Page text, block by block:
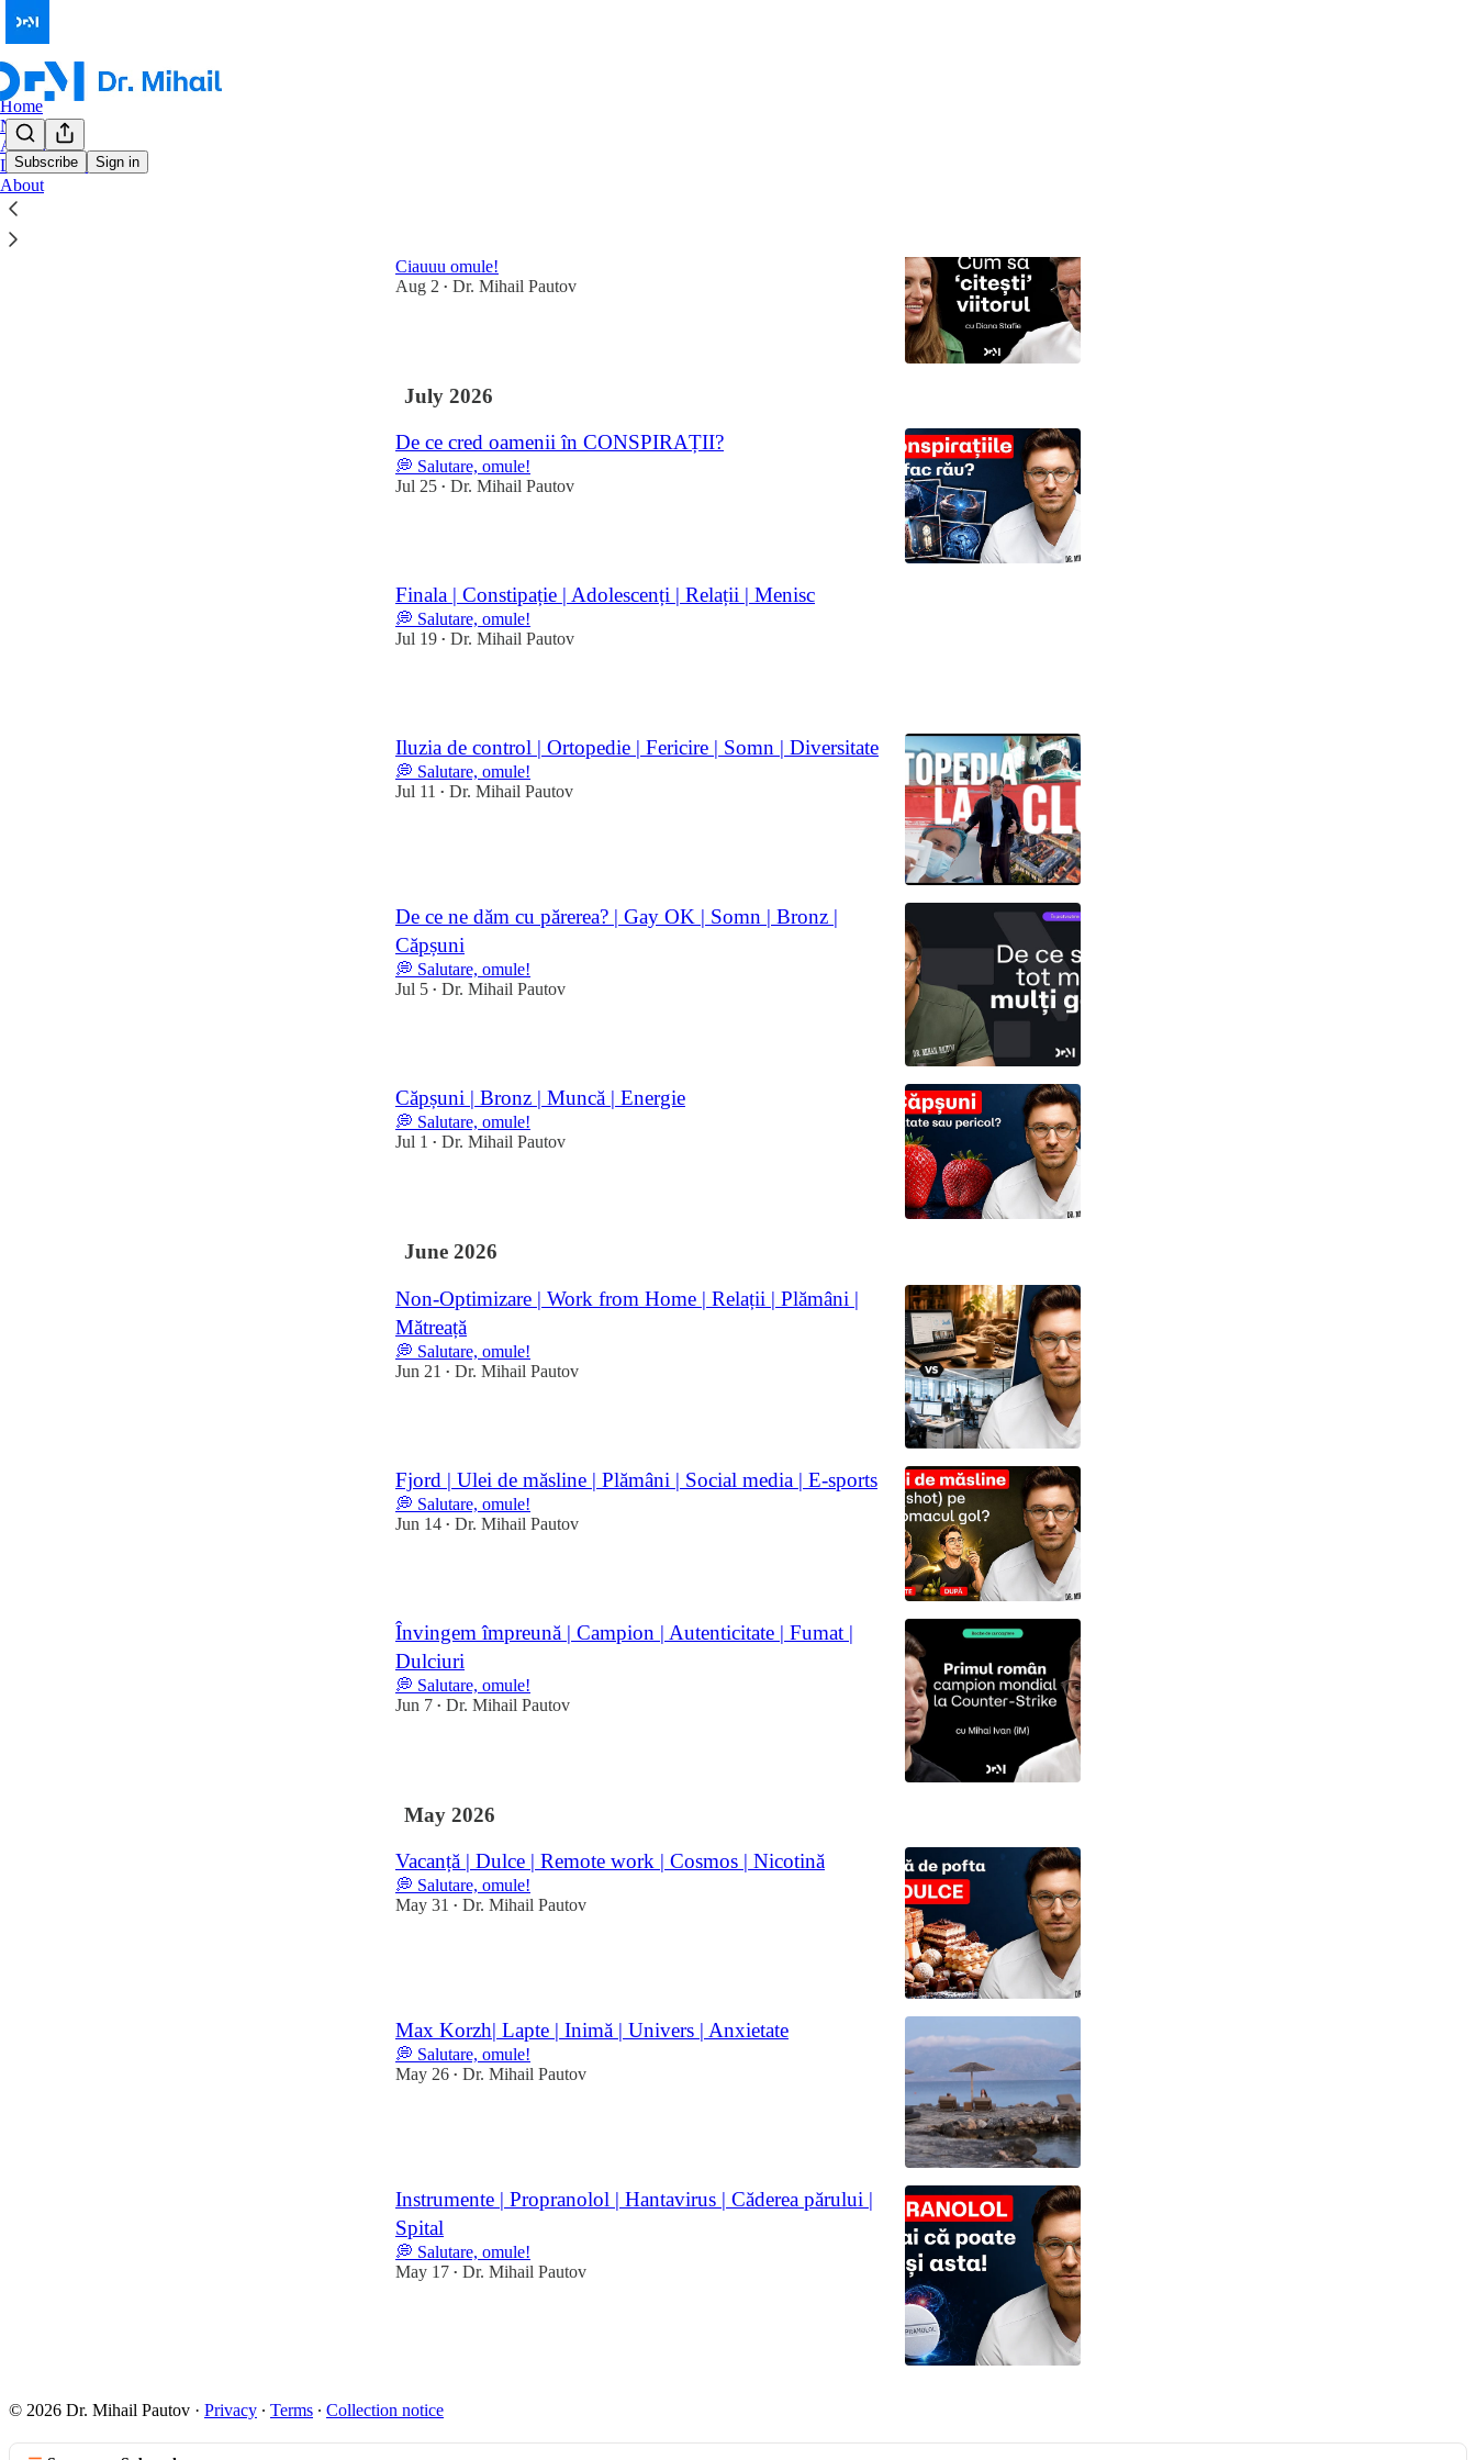
Subscribe Sign in
Home
Notes
Archive
Leaderboard
About
Ciauuu omule!
Aug 2 • Dr. Mihail Pautov
July 2026
De ce cred oamenii în CONSPIRAȚII?
💭 Salutare, omule!
Jul 25 • Dr. Mihail Pautov
Finala | Constipație | Adolescenți | Relații | Menisc
💭 Salutare, omule!
Jul 19 • Dr. Mihail Pautov
Iluzia de control | Ortopedie | Fericire | Somn | Diversitate
💭 Salutare, omule!
Jul 11 • Dr. Mihail Pautov
De ce ne dăm cu părerea? | Gay OK | Somn | Bronz |
Căpșuni
💭 Salutare, omule!
Jul 5 • Dr. Mihail Pautov
Căpșuni | Bronz | Muncă | Energie
💭 Salutare, omule!
Jul 1 • Dr. Mihail Pautov
June 2026
Non-Optimizare | Work from Home | Relații | Plămâni |
Mătreață
💭 Salutare, omule!
Jun 21
• Dr. Mihail Pautov
Fjord | Ulei de măsline | Plămâni | Social media | E-sports
💭 Salutare, omule!
Jun 14 • Dr. Mihail Pautov
Învingem împreună | Campion | Autenticitate | Fumat |
Dulciuri
💭 Salutare, omule!
Jun 7 • Dr. Mihail Pautov
May 2026
Vacanță | Dulce | Remote work | Cosmos | Nicotină
💭 Salutare, omule!
May 31
• Dr. Mihail Pautov
Max Korzh| Lapte | Inimă | Univers | Anxietate
💭 Salutare, omule!
May 26 • Dr. Mihail Pautov
Instrumente | Propranolol | Hantavirus | Căderea părului |
Spital
💭 Salutare, omule!
May 17 • Dr. Mihail Pautov
© 2026 Dr. Mihail Pautov · Privacy ∙ Terms ∙ Collection notice